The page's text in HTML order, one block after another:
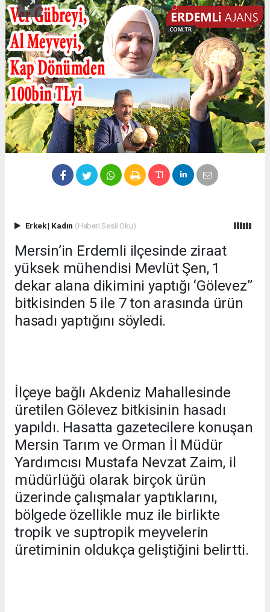
Erkek| Kadın (Haberi Sesli Oku)
Mersin’in Erdemli ilçesinde ziraat
yüksek mühendisi Mevlüt Şen, 1
dekar alana dikimini yaptığı ‘Gölevez’’
bitkisinden 5 ile 7 ton arasında ürün
hasadı yaptığını söyledi.
İlçeye bağlı Akdeniz Mahallesinde
üretilen Gölevez bitkisinin hasadı
yapıldı. Hasatta gazetecilere konuşan
Mersin Tarım ve Orman İl Müdür
Yardımcısı Mustafa Nevzat Zaim, il
müdürlüğü olarak birçok ürün
üzerinde çalışmalar yaptıklarını,
bölgede özellikle muz ile birlikte
tropik ve suptropik meyvelerin
üretiminin oldukça geliştiğini belirtti.